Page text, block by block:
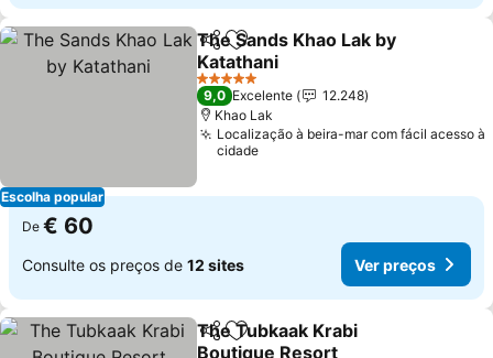
Escolha popular
PartilharAdicionar aos favoritos
The Sands Khao Lak by
Katathani
Ver preços
5 Estrelas
9,0 Excelente
12.248
Khao Lak
Localização à beira-mar com fácil acesso à
cidade
De € 60
Consulte os preços de 12 sites Ver preços
PartilharAdicionar aos favoritos
The Tubkaak Krabi
Boutique Resort